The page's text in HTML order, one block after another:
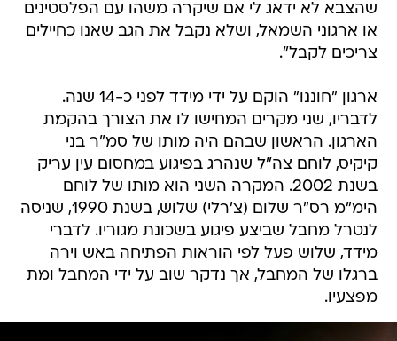
שהצבא לא ידאג לי אם שיקרה משהו עם הפלסטינים
או ארגוני השמאל, ושלא נקבל את הגב שאנו כחיילים
צריכים לקבל".
ארגון "חוננו" הוקם על ידי מידד לפני כ-14 שנה.
לדבריו, שני מקרים המחישו לו את הצורך בהקמת
הארגון. הראשון שבהם היה מותו של סמ"ר בני
קיקיס, לוחם צה"ל שנהרג בפיגוע במחסום עין עריק
בשנת 2002. המקרה השני הוא מותו של לוחם
הימ"מ רס"ר שלום (צ'רלי) שלוש, בשנת 1990, שניסה
לנטרל מחבל שביצע פיגוע בשכונת מגוריו. לדברי
מידד, שלוש פעל לפי הוראות הפתיחה באש וירה
ברגלו של המחבל, אך נדקר שוב על ידי המחבל ומת
מפצעיו.